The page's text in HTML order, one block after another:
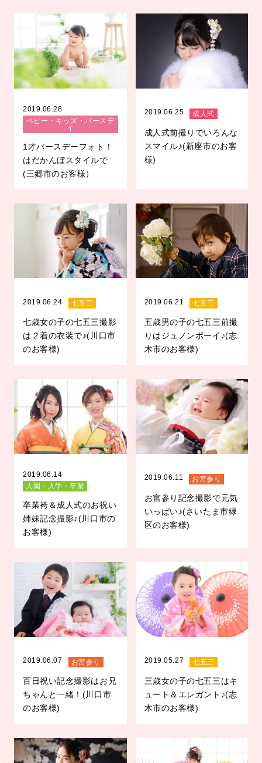
2019.06.28
ベビー・キッズ・バースデ
イ
1才バースデーフォト！
はだかんぼスタイルで
(三郷市のお客様）
2019.06.25 成人式
成人式前撮りでいろんな
スマイル♪(新座市のお客
様)
2019.06.24 七五三
七歳女の子の七五三撮影
は２着の衣装で♪(川口市
のお客様)
2019.06.21 七五三
五歳男の子の七五三前撮
りはジュノンボーイ♪(志
木市のお客様)
2019.06.14
入園・入学・卒業
卒業袴＆成人式のお祝い
姉妹記念撮影♪(川口市の
お客様)
2019.06.11 お宮参り
お宮参り記念撮影で元気
いっぱい♪(さいたま市緑
区のお客様)
2019.06.07 お宮参り
百日祝い記念撮影はお兄
ちゃんと一緒！(川口市
のお客様)
2019.05.27 七五三
三歳女の子の七五三はキ
ュート＆エレガント♪(志
木市のお客様)